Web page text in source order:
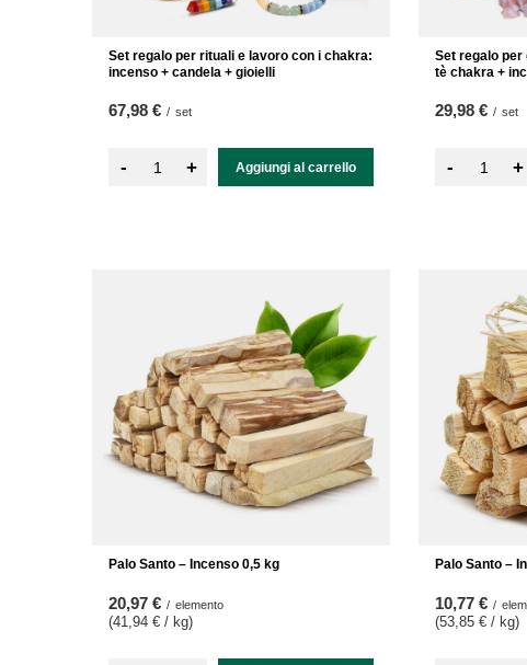
Set regalo per rituali e lavoro con i chakra:
incenso + candela + gioielli
67,98 € / set
- + Aggiungi al carrello
Set regalo per
tè chakra +
29,98 € / set
- +
Palo Santo – Incenso 0,5 kg
20,97 € / elemento
(41,94 € / kg)
Palo Santo –
10,77 € /
(53,85 € / kg)